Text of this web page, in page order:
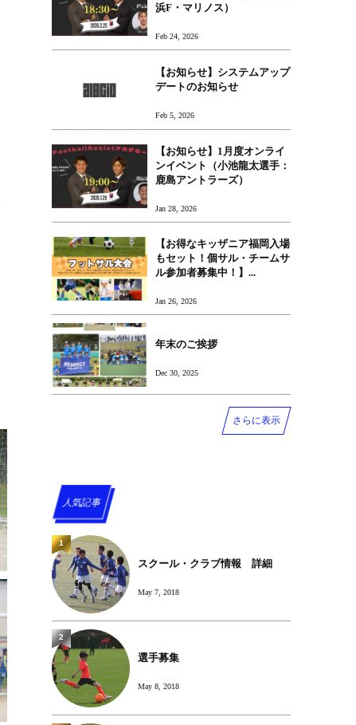
浜F・マリノス）
Feb 24, 2026
【お知らせ】システムアップ
デートのお知らせ
Feb 5, 2026
【お知らせ】1月度オンライ
ンイベント（小池龍太選手：
鹿島アントラーズ）
Jan 28, 2026
【お得なキッザニア福岡入場
もセット！個サル・チームサ
ル参加者募集中！】...
Jan 26, 2026
年末のご挨拶
Dec 30, 2025
さらに表示
人気記事
スクール・クラブ情報 詳細
May 7, 2018
1
選手募集
May 8, 2018
2